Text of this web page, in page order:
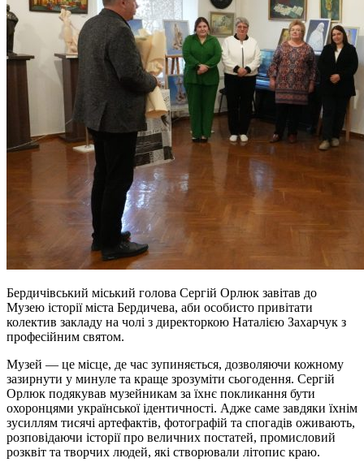
Бердичівський міський голова Сергій Орлюк завітав до
Музею історії міста Бердичева, аби особисто привітати
колектив закладу на чолі з директоркою Наталією Захарчук з
професійним святом.
Музей — це місце, де час зупиняється, дозволяючи кожному
зазирнути у минуле та краще зрозуміти сьогодення. Сергій
Орлюк подякував музейникам за їхнє покликання бути
охоронцями української ідентичності. Адже саме завдяки їхнім
зусиллям тисячі артефактів, фотографій та спогадів оживають,
розповідаючи історії про величних постатей, промисловий
розквіт та творчих людей, які створювали літопис краю.